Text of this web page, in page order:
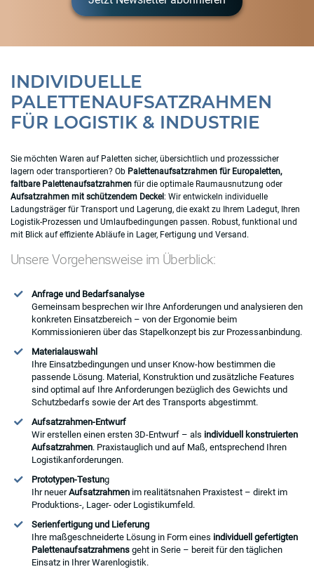
INDIVIDUELLE
PALETTENAUFSATZRAHMEN
FÜR LOGISTIK & INDUSTRIE
Sie möchten Waren auf Paletten sicher, übersichtlich und prozesssicher
lagern oder transportieren? Ob Palettenaufsatzrahmen für Europaletten,
faltbare Palettenaufsatzrahmen für die optimale Raumausnutzung oder
Aufsatzrahmen mit schützendem Deckel: Wir entwickeln individuelle
Ladungsträger für Transport und Lagerung, die exakt zu Ihrem Ladegut, Ihren
Logistik-Prozessen und Umlaufbedingungen passen. Robust, funktional und
mit Blick auf effiziente Abläufe in Lager, Fertigung und Versand.
Unsere Vorgehensweise im Überblick:
Anfrage und Bedarfsanalyse
Gemeinsam besprechen wir Ihre Anforderungen und analysieren den
konkreten Einsatzbereich – von der Ergonomie beim
Kommissionieren über das Stapelkonzept bis zur Prozessanbindung.
Materialauswahl
Ihre Einsatzbedingungen und unser Know-how bestimmen die
passende Lösung. Material, Konstruktion und zusätzliche Features
sind optimal auf Ihre Anforderungen bezüglich des Gewichts und
Schutzbedarfs sowie der Art des Transports abgestimmt.
Aufsatzrahmen-Entwurf
Wir erstellen einen ersten 3D-Entwurf – als individuell konstruierten
Aufsatzrahmen. Praxistauglich und auf Maß, entsprechend Ihren
Logistikanforderungen.
Prototypen-Testung
Ihr neuerAufsatzrahmen im realitätsnahen Praxistest – direkt im
Produktions-, Lager- oder Logistikumfeld.
Serienfertigung und Lieferung
Ihre maßgeschneiderte Lösung in Form eines individuell gefertigten
Palettenaufsatzrahmens geht in Serie – bereit für den täglichen
Einsatz in Ihrer Warenlogistik.